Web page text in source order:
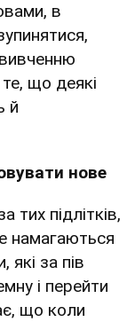
в
що деякі
й
нове
тих підлітків,
намагаються
за пів
і перейти
що коли